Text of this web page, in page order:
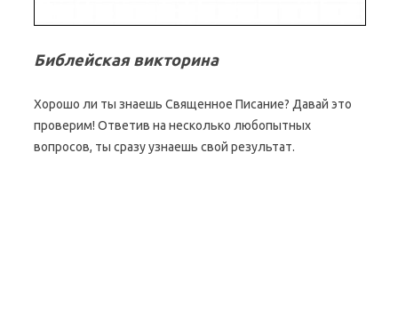
Библейская викторина
Хорошо ли ты знаешь Священное Писание? Давай это
проверим! Ответив на несколько любопытных
вопросов, ты сразу узнаешь свой результат.